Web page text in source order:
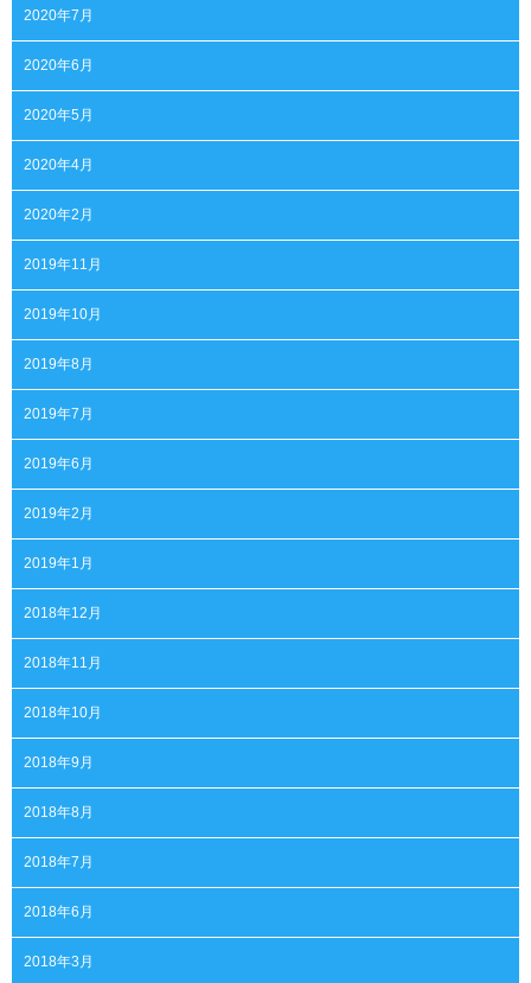
2020年7月
2020年6月
2020年5月
2020年4月
2020年2月
2019年11月
2019年10月
2019年8月
2019年7月
2019年6月
2019年2月
2019年1月
2018年12月
2018年11月
2018年10月
2018年9月
2018年8月
2018年7月
2018年6月
2018年3月